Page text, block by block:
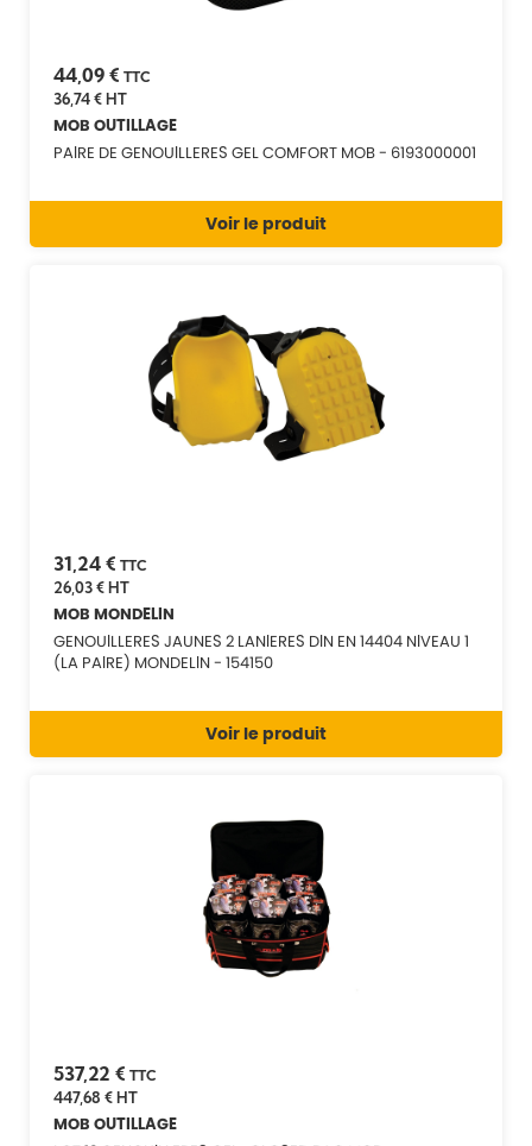
44,09 € TTC
36,74 €HT
MOB OUTILLAGE
PAIRE DE GENOUILLERES GEL COMFORT MOB - 6193000001
Voir le produit
31,24 € TTC
26,03 €HT
MOB MONDELIN
GENOUILLERES JAUNES 2 LANIERES DIN EN 14404 NIVEAU 1
(LA PAIRE) MONDELIN - 154150
Voir le produit
537,22 € TTC
447,68 €HT
MOB OUTILLAGE